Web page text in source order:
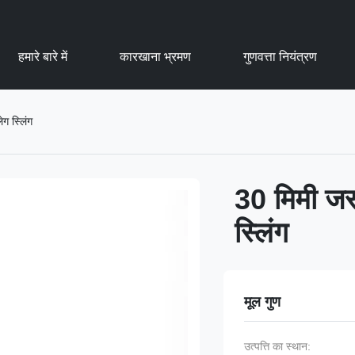
हमारे बारे में कारखाना भ्रमण गुणवत्ता नियंत्रण
स्लिंग
30 मिमी
स्लिंग
मूल गुण
उत्पत्ति का स्थान: